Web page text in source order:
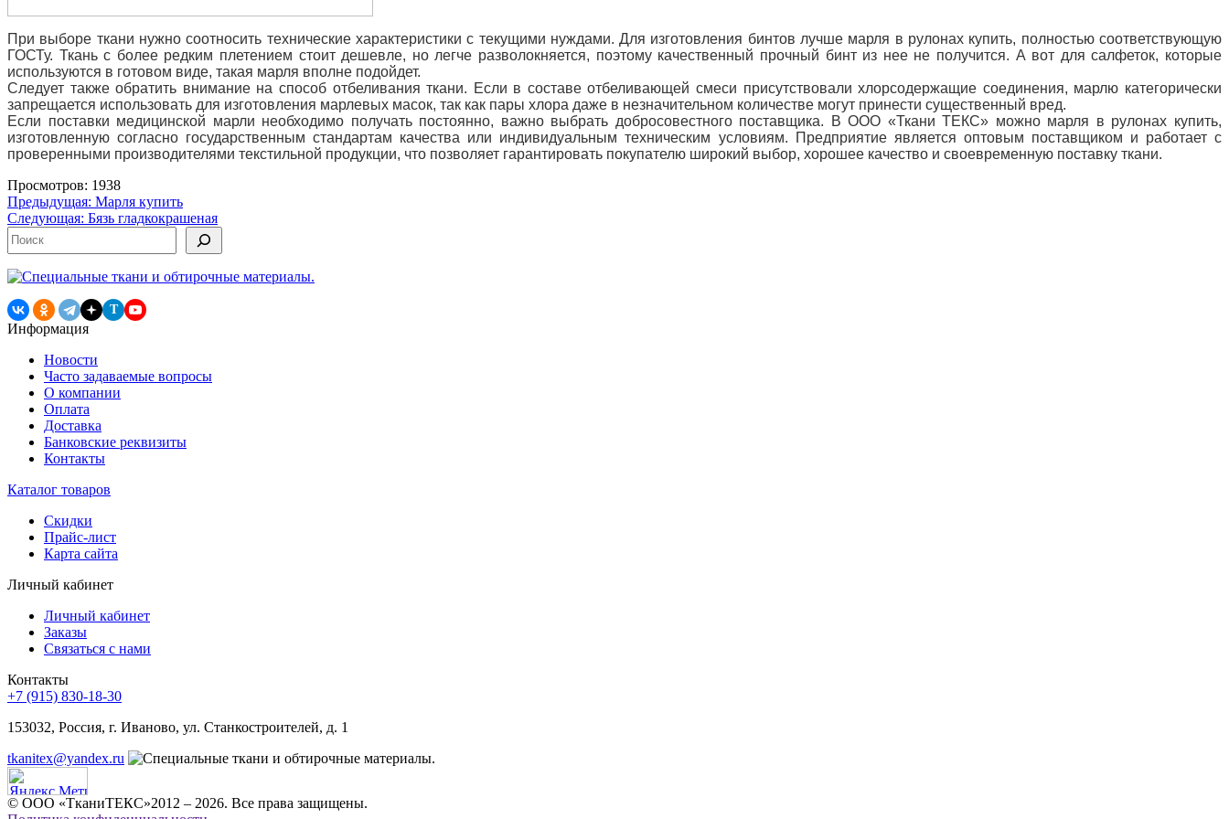
При выборе ткани нужно соотносить технические характеристики с текущими нуждами. Для изготовления бинтов лучше марля в рулонах купить, полностью соответствующую
ГОСТу. Ткань с более редким плетением стоит дешевле, но легче разволокняется, поэтому качественный прочный бинт из нее не получится. А вот для салфеток, которые
используются в готовом виде, такая марля вполне подойдет.
Следует также обратить внимание на способ отбеливания ткани. Если в составе отбеливающей смеси присутствовали хлорсодержащие соединения, марлю категорически
запрещается использовать для изготовления марлевых масок, так как пары хлора даже в незначительном количестве могут принести существенный вред.
Если поставки медицинской марли необходимо получать постоянно, важно выбрать добросовестного поставщика. В ООО «Ткани ТЕКС» можно марля в рулонах купить,
изготовленную согласно государственным стандартам качества или индивидуальным техническим условиям.
Предприятие является оптовым поставщиком и работает с
проверенными производителями текстильной продукции, что позволяет гарантировать покупателю широкий выбор, хорошее качество и своевременную поставку ткани.
Просмотров: 1938
Навигация
по
записям
Предыдущая: Марля купить
Следующая: Бязь гладкокрашеная
Поиск
T
Информация
Новости
Часто задаваемые вопросы
О компании
Оплата
Доставка
Банковские реквизиты
Контакты
Каталог товаров
Скидки
Прайс-лист
Карта сайта
Личный кабинет
Личный кабинет
Заказы
Связаться с нами
Контакты
+7 (915) 830-18-30
153032, Россия, г. Иваново, ул. Станкостроителей, д. 1
tkanitex@yandex.ru
© ООО «ТканиТЕКС»2012 – 2026. Все права защищены.